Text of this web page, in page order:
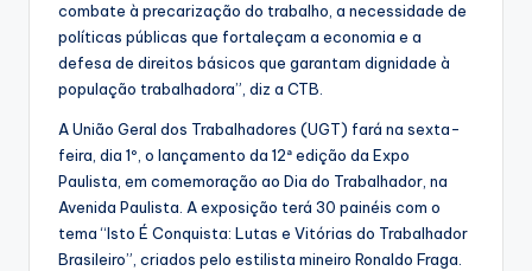
combate à precarização do trabalho, a necessidade de
políticas públicas que fortaleçam a economia e a
defesa de direitos básicos que garantam dignidade à
população trabalhadora”, diz a CTB.
A União Geral dos Trabalhadores (UGT) fará na sexta-
feira, dia 1º, o lançamento da 12ª edição da Expo
Paulista, em comemoração ao Dia do Trabalhador, na
Avenida Paulista. A exposição terá 30 painéis com o
tema “Isto É Conquista: Lutas e Vitórias do Trabalhador
Brasileiro”, criados pelo estilista mineiro Ronaldo Fraga.